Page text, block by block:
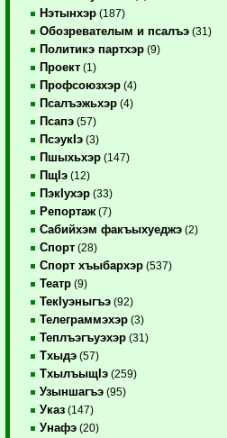
Нэтынхэр (187)
Обозревателым и псалъэ (31)
Политикэ партхэр (9)
Проект (1)
Профсоюзхэр (4)
Псалъэжьхэр (4)
Псапэ (57)
ПсэукIэ (3)
Пшыхьхэр (147)
ПщIэ (12)
ПэкIухэр (33)
Репортаж (7)
Сабийхэм факъыхуеджэ (2)
Спорт (28)
Спорт хъыбархэр (537)
Театр (9)
ТекIуэныгъэ (92)
Телеграммэхэр (3)
Теплъэгъуэхэр (31)
Тхыдэ (57)
ТхылъыщIэ (259)
Узыншагъэ (95)
Указ (147)
Унафэ (20)